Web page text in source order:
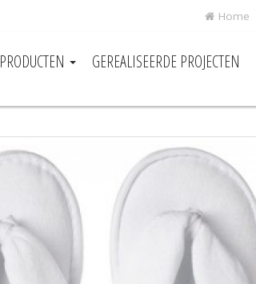
Home
PRODUCTEN GEREALISEERDE PROJECTEN